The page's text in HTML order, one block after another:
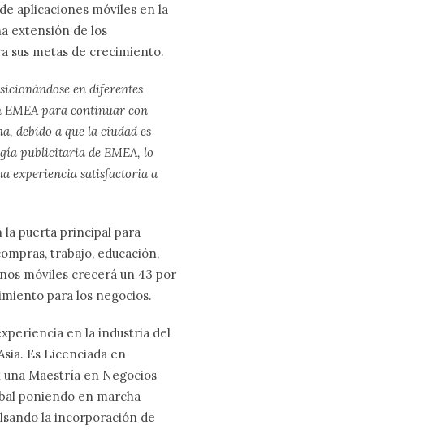
aplicaciones móviles en la
extensión de los
sus metas de crecimiento.
en diferentes
EMEA para continuar con
debido a que la ciudad es
publicitaria de EMEA, lo
experiencia satisfactoria a
la puerta principal para
trabajo, educación,
móviles crecerá un 43 por
para los negocios.
en la industria del
Es Licenciada en
Maestría en Negocios
poniendo en marcha
la incorporación de